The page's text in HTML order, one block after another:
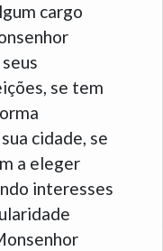
cargo
se tem
cidade, se
a eleger
interesses